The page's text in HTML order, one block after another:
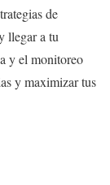
de
llegar a tu
y el monitoreo
y maximizar tus